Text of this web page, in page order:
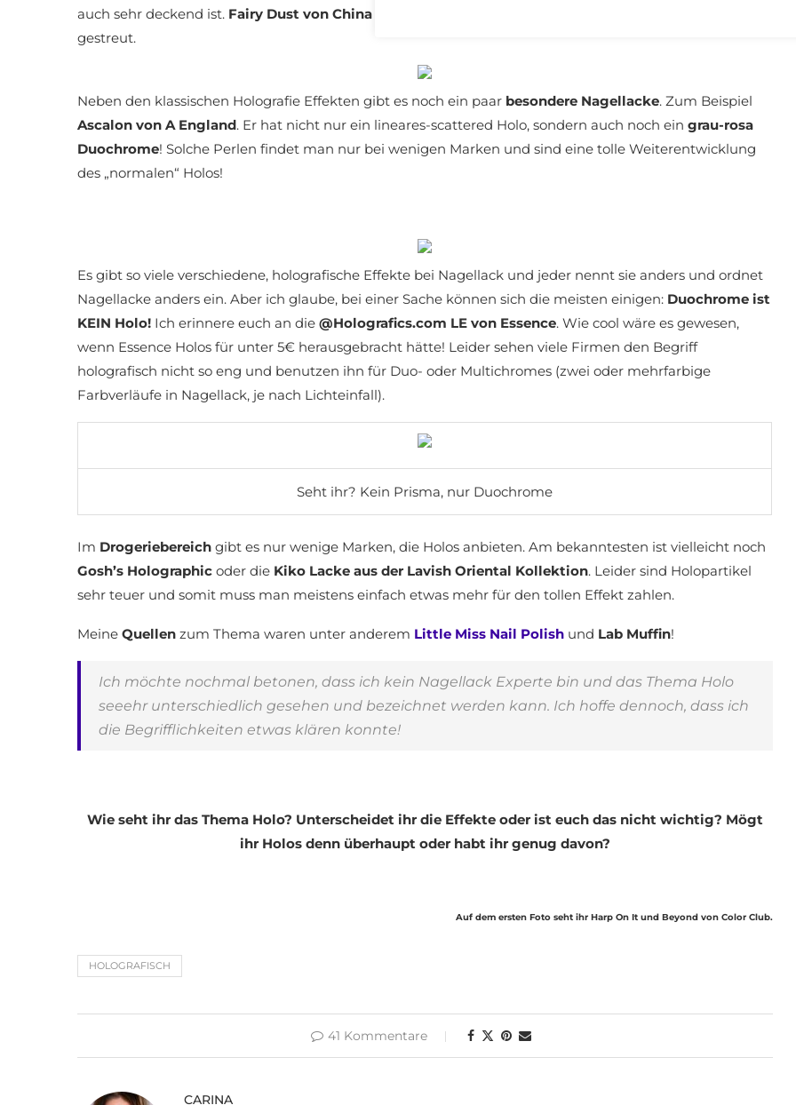
auch sehr deckend ist. Fairy Dust von China Glaze
gestreut.
Neben den klassischen Holografie Effekten gibt es noch ein paar besondere Nagellacke. Zum Beispiel
Ascalon von A England. Er hat nicht nur ein lineares-scattered Holo, sondern auch noch ein grau-rosa
Duochrome! Solche Perlen findet man nur bei wenigen Marken und sind eine tolle Weiterentwicklung
des „normalen“ Holos!
Es gibt so viele verschiedene, holografische Effekte bei Nagellack und jeder nennt sie anders und ordnet
Nagellacke anders ein. Aber ich glaube, bei einer Sache können sich die meisten einigen: Duochrome ist
KEIN Holo! Ich erinnere euch an die @Holografics.com LE von Essence. Wie cool wäre es gewesen,
wenn Essence Holos für unter 5€ herausgebracht hätte! Leider sehen viele Firmen den Begriff
holografisch nicht so eng und benutzen ihn für Duo- oder Multichromes (zwei oder mehrfarbige
Farbverläufe in Nagellack, je nach Lichteinfall).
Seht ihr? Kein Prisma, nur Duochrome
Im Drogeriebereich gibt es nur wenige Marken, die Holos anbieten. Am bekanntesten ist vielleicht noch
Gosh’s Holographic oder die Kiko Lacke aus der Lavish Oriental Kollektion. Leider sind Holopartikel
sehr teuer und somit muss man meistens einfach etwas mehr für den tollen Effekt zahlen.
Meine Quellen zum Thema waren unter anderem Little Miss Nail Polish und Lab Muffin!
Ich möchte nochmal betonen, dass ich kein Nagellack Experte bin und das Thema Holo
seeehr unterschiedlich gesehen und bezeichnet werden kann. Ich hoffe dennoch, dass ich
die Begrifflichkeiten etwas klären konnte!
Wie seht ihr das Thema Holo? Unterscheidet ihr die Effekte oder ist euch das nicht wichtig? Mögt
ihr Holos denn überhaupt oder habt ihr genug davon?
Auf dem ersten Foto seht ihr Harp On It und Beyond von Color Club.
HOLOGRAFISCH
41 Kommentare
CARINA